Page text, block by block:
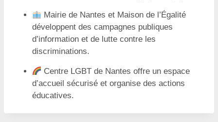
Mairie de Nantes et Maison de l’Égalité
développent des campagnes publiques
d’information et de lutte contre les
discriminations.
Centre LGBT de Nantes offre un espace
d’accueil sécurisé et organise des actions
éducatives.